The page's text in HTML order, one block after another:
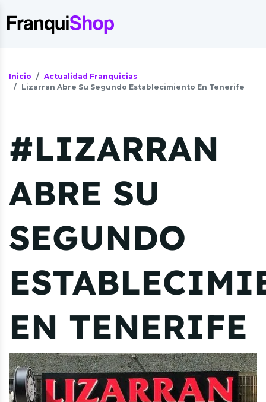
Inicio
Actualidad Franquicias
Lizarran Abre Su Segundo Establecimiento En Tenerife
#LIZARRAN
ABRE SU
SEGUNDO
EN TENERIFE